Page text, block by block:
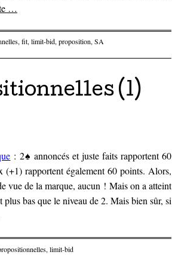
…
, fit, limit-bid, proposition, SA
(1)
: 2♠ annoncés et juste faits rapportent 60
rapportent également 60 points. Alors,
vue de la marque, aucun ! Mais on a atteint
bas que le niveau de 2. Mais bien sûr, si
, limit-bid